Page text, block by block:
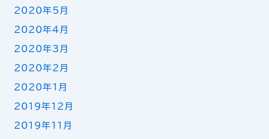
2020年5月
2020年4月
2020年3月
2020年2月
2020年1月
2019年12月
2019年11月